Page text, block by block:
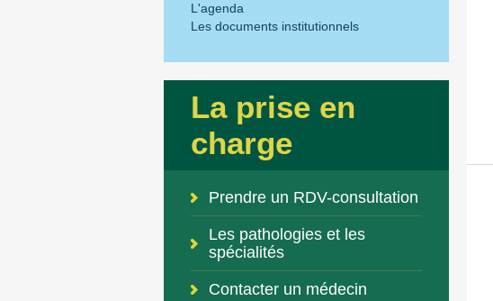
L'agenda
Les documents institutionnels
La prise en
charge
Prendre un RDV-consultation
Les pathologies et les
spécialités
Contacter un médecin